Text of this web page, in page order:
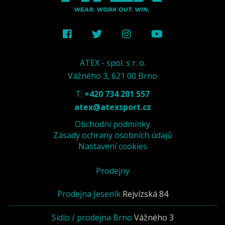
ATEX - spol. s r. o.
Vážného 3, 621 00 Brno
T: +420 734 201 557
atex@atexsport.cz
Obchodní podmínky
Zásady ochrany osobních údajů
Nastavení cookies
Prodejny
Prodejna Jeseník Rejvízská 84
Sídlo / prodejna Brno Vážného 3